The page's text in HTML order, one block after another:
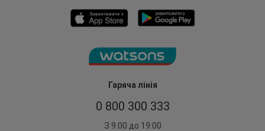
Гаряча лінія
0 800 300 333
З 9:00 до 19:00